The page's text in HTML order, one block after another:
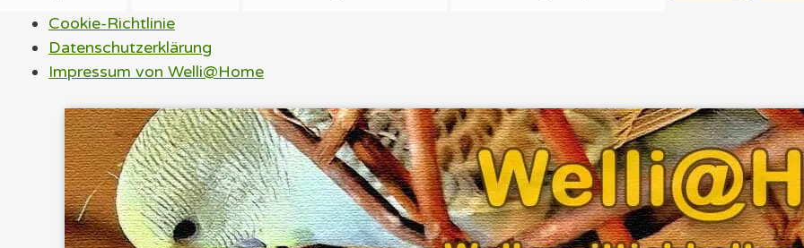
Cookie-Richtlinie
Datenschutzerklärung
Impressum von Welli@Home